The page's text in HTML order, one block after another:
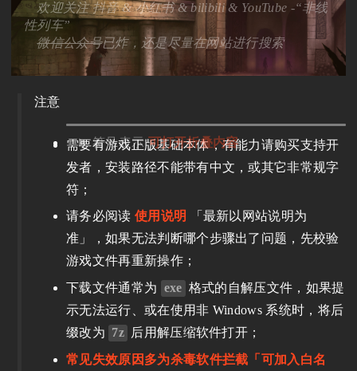
欢迎关注 抖音 & 小红书 & bilibili & YouTube -“非线
性列车”
微信公众号已炸，还是尽量在网站进行搜索
注意
符号表示可打开折叠内容
需要有游戏正版基础本体，有能力请购买支持开
发者，安装路径不能带有中文，或其它非常规字
符；
请务必阅读 使用说明
「最新以网站说明为
准」，如果无法判断哪个步骤出了问题，先校验
游戏文件再重新操作；
下载文件通常为 exe 格式的自解压文件，如果提
示无法运行、或在使用非 Windows 系统时，将后
缀改为 7z 后用解压缩软件打开；
常见失效原因多为杀毒软件拦截「可加入白名